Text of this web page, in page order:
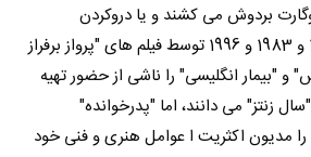
بردوش می کشند و یا دروکردن
اسکارهای سالهای 1975 و 1983 و 1996 توسط فیلم های "پرواز برفراز
و "بیمار انگلیسی" را ناشی از حضور تهیه
زنتز" می دانند، اما "پدرخوانده"
مدیون اکثریت ا عوامل هنری و فنی خود